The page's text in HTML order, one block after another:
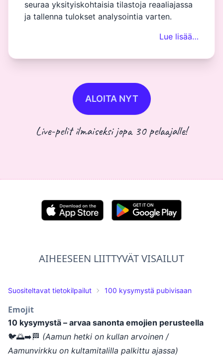
seuraa yksityiskohtaisia tilastoja reaaliajassa
ja tallenna tulokset analysointia varten.
Lue lisää…
ALOITA NYT
Live-pelit ilmaiseksi jopa 30 pelaajalle!
AIHEESEEN LIITTYVÄT VISAILUT
Suositeltavat tietokilpailut 100 kysymystä pubivisaan
Emojit
10 kysymystä – arvaa sanonta emojien perusteella
🐦🌅➡️🏁 (Aamun hetki on kullan arvoinen /
Aamunvirkku on kultamitalilla palkittu ajassa)